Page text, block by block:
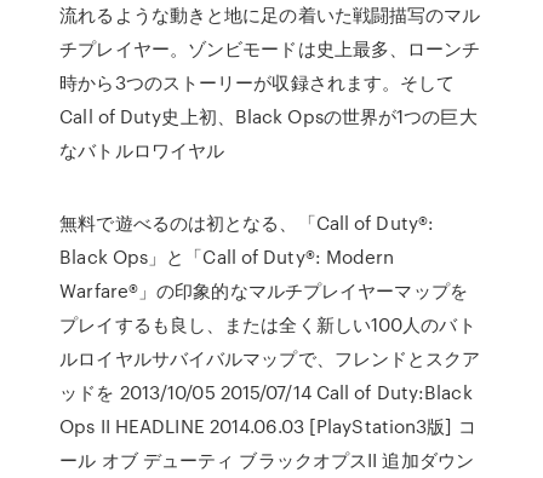
流れるような動きと地に足の着いた戦闘描写のマル
チプレイヤー。ゾンビモードは史上最多、ローンチ
時から3つのストーリーが収録されます。そして
Call of Duty史上初、Black Opsの世界が1つの巨大
なバトルロワイヤル
無料で遊べるのは初となる、「Call of Duty®:
Black Ops」と「Call of Duty®: Modern
Warfare®」の印象的なマルチプレイヤーマップを
プレイするも良し、または全く新しい100人のバト
ルロイヤルサバイバルマップで、フレンドとスクア
ッドを 2013/10/05 2015/07/14 Call of Duty:Black
Ops II HEADLINE 2014.06.03 [PlayStation3版] コ
ール オブ デューティ ブラックオプスII 追加ダウン